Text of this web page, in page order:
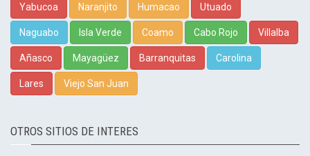
Yabucoa Naranjito Humacao Utuado
Naguabo Isla Verde Coamo Cabo Rojo Villalba
Añasco Mayagüez Barranquitas Carolina
Lares Viejo San Juan
OTROS SITIOS DE INTERES